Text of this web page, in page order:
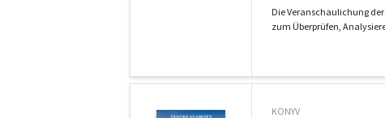
Die Veranschaulichung
zum Überprüfen,
KÖNYV